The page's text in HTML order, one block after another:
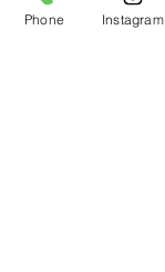
Phone Instagram